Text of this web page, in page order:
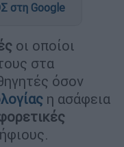
στη Google
οι οποίοι
στα
όσον
η ασάφεια